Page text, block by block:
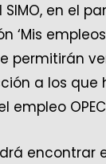
en el
‘Mis
permitirán
a los que
empleo
encontrar